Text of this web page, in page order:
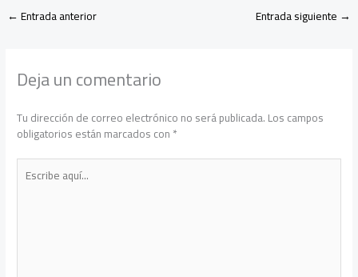
←Entrada anterior Entrada siguiente →
Deja un comentario
Tu dirección de correo electrónico no será publicada.Los campos
obligatorios están marcados con*
Escribe
aquí...